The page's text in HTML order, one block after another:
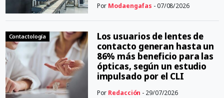
Por Modaengafas - 07/08/2026
Contactología
Los usuarios de lentes de
contacto generan hasta un
86% más beneficio para las
ópticas, según un estudio
impulsado por el CLI
Por Redacción - 29/07/2026